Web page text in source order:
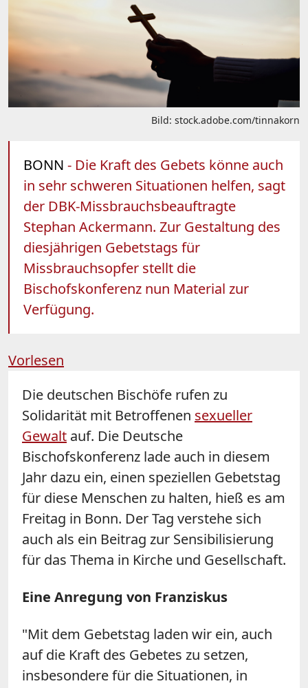
Bild: stock.adobe.com/tinnakorn
BONN - Die Kraft des Gebets könne auch
in sehr schweren Situationen helfen, sagt
der DBK-Missbrauchsbeauftragte
Stephan Ackermann. Zur Gestaltung des
diesjährigen Gebetstags für
Missbrauchsopfer stellt die
Bischofskonferenz nun Material zur
Verfügung.
Vorlesen
Die deutschen Bischöfe rufen zu
Solidarität mit Betroffenen sexueller
Gewalt auf. Die Deutsche
Bischofskonferenz lade auch in diesem
Jahr dazu ein, einen speziellen Gebetstag
für diese Menschen zu halten, hieß es am
Freitag in Bonn. Der Tag verstehe sich
auch als ein Beitrag zur Sensibilisierung
für das Thema in Kirche und Gesellschaft.
Eine Anregung von Franziskus
"Mit dem Gebetstag laden wir ein, auch
auf die Kraft des Gebetes zu setzen,
insbesondere für die Situationen, in